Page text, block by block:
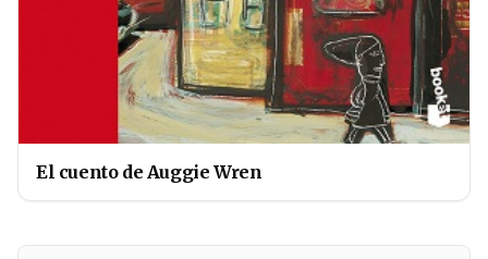
El cuento de Auggie Wren